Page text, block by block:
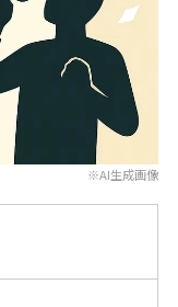
※AI生成画像